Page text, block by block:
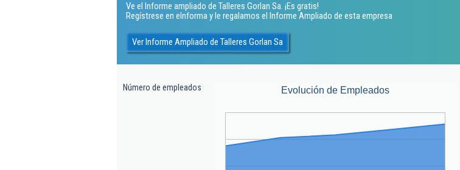
Ve el Informe ampliado de Talleres Gorlan Sa. ¡Es gratis!
Regístrese en eInforma y le regalamos el Informe Ampliado de esta empresa
Ver Informe Ampliado de Talleres Gorlan Sa
Número de empleados Evolución de Empleados